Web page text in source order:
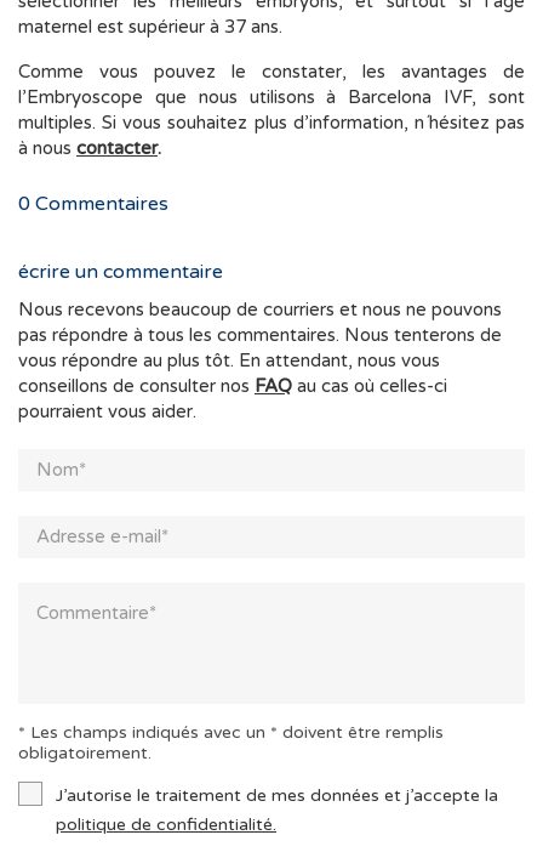
maternel est supérieur à 37 ans.
Comme vous pouvez le constater, les avantages de
l’Embryoscope que nous utilisons à Barcelona IVF, sont
multiples. Si vous souhaitez plus d’information, n´hésitez pas
à nous contacter.
0 Commentaires
écrire un commentaire
Nous recevons beaucoup de courriers et nous ne pouvons
pas répondre à tous les commentaires. Nous tenterons de
vous répondre au plus tôt. En attendant, nous vous
conseillons de consulter nos FAQ au cas où celles-ci
pourraient vous aider.
* Les champs indiqués avec un * doivent être remplis
obligatoirement.
J’autorise le traitement de mes données et j’accepte la
politique de confidentialité.